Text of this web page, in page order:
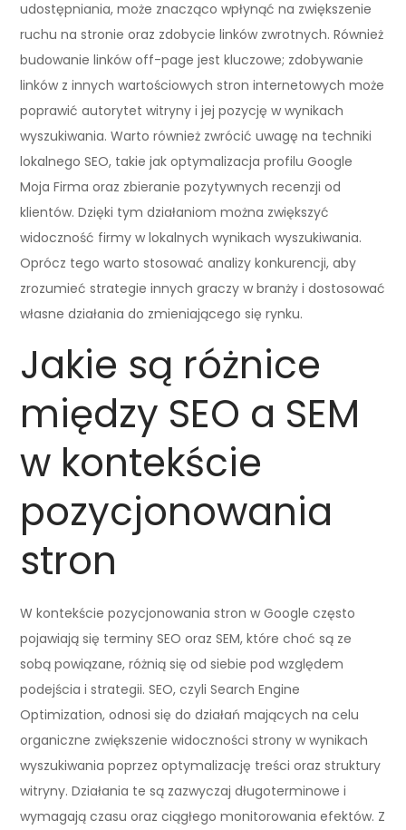
udostępniania, może znacząco wpłynąć na zwiększenie
ruchu na stronie oraz zdobycie linków zwrotnych. Również
budowanie linków off-page jest kluczowe; zdobywanie
linków z innych wartościowych stron internetowych może
poprawić autorytet witryny i jej pozycję w wynikach
wyszukiwania. Warto również zwrócić uwagę na techniki
lokalnego SEO, takie jak optymalizacja profilu Google
Moja Firma oraz zbieranie pozytywnych recenzji od
klientów. Dzięki tym działaniom można zwiększyć
widoczność firmy w lokalnych wynikach wyszukiwania.
Oprócz tego warto stosować analizy konkurencji, aby
zrozumieć strategie innych graczy w branży i dostosować
własne działania do zmieniającego się rynku.
Jakie są różnice
między SEO a SEM
w kontekście
pozycjonowania
stron
W kontekście pozycjonowania stron w Google często
pojawiają się terminy SEO oraz SEM, które choć są ze
sobą powiązane, różnią się od siebie pod względem
podejścia i strategii. SEO, czyli Search Engine
Optimization, odnosi się do działań mających na celu
organiczne zwiększenie widoczności strony w wynikach
wyszukiwania poprzez optymalizację treści oraz struktury
witryny. Działania te są zazwyczaj długoterminowe i
wymagają czasu oraz ciągłego monitorowania efektów. Z